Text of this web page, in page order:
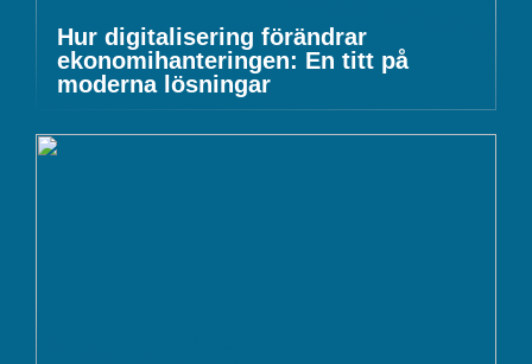
Hur digitalisering förändrar
ekonomihanteringen: En titt på
moderna lösningar